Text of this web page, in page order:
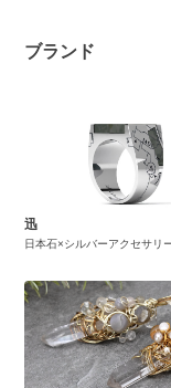
ブランド
迅
日本石×シルバーアクセサリ